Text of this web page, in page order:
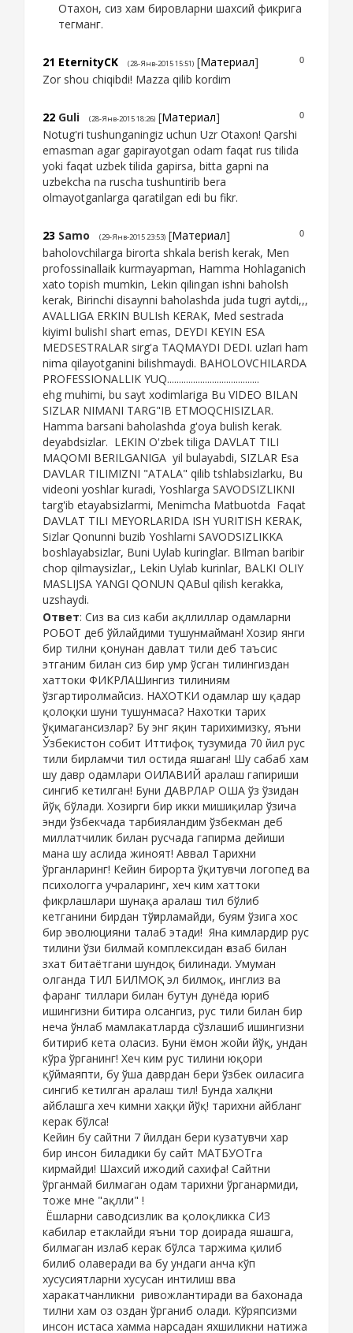
Отахон, сиз хам бировларни шахсий фикрига
тегманг.
0
21 EternityCK (28-Янв-2015 15:51) [Материал]
Zor shou chiqibdi! Mazza qilib kordim
0
22 Guli (28-Янв-2015 18:26) [Материал]
Notug'ri tushunganingiz uchun Uzr Otaxon! Qarshi
emasman agar gapirayotgan odam faqat rus tilida
yoki faqat uzbek tilida gapirsa, bitta gapni na
uzbekcha na ruscha tushuntirib bera
olmayotganlarga qaratilgan edi bu fikr.
0
23 Samo (29-Янв-2015 23:53) [Материал]
baholovchilarga birorta shkala berish kerak, Men
profossinallaik kurmayapman, Hamma Hohlaganich
xato topish mumkin, Lekin qilingan ishni baholsh
kerak, Birinchi disaynni baholashda juda tugri aytdi,,,
AVALLIGA ERKIN BULIsh KERAK, Med sestrada
kiyimI bulishI shart emas, DEYDI KEYIN ESA
MEDSESTRALAR sirg'a TAQMAYDI DEDI. uzlari ham
nima qilayotganini bilishmaydi. BAHOLOVCHILARDA
PROFESSIONALLIK YUQ.......................................
ehg muhimi, bu sayt xodimlariga Bu VIDEO BILAN
SIZLAR NIMANI TARG"IB ETMOQCHISIZLAR.
Hamma barsani baholashda g'oya bulish kerak.
deyabdsizlar. LEKIN O'zbek tiliga DAVLAT TILI
MAQOMI BERILGANIGA yil bulayabdi, SIZLAR Esa
DAVLAR TILIMIZNI "ATALA" qilib tshlabsizlarku, Bu
videoni yoshlar kuradi, Yoshlarga SAVODSIZLIKNI
targ'ib etayabsizlarmi, Menimcha Matbuotda Faqat
DAVLAT TILI MEYORLARIDA ISH YURITISH KERAK,
Sizlar Qonunni buzib Yoshlarni SAVODSIZLIKKA
boshlayabsizlar, Buni Uylab kuringlar. BIlman baribir
chop qilmaysizlar,, Lekin Uylab kurinlar, BALKI OLIY
MASLIJSA YANGI QONUN QABul qilish kerakka,
uzshaydi.
Ответ: Сиз ва сиз каби ақллиллар одамларни
РОБОТ деб ўйлайдими тушунмайман! Хозир янги
бир тилни қонунан давлат тили деб таъсис
этганим билан сиз бир умр ўсган тилингиздан
хаттоки ФИКРЛАШингиз тилиниям
ўзгартиролмайсиз. НАХОТКИ одамлар шу қадар
қолоқки шуни тушунмаса? Нахотки тарих
ўқимагансизлар? Бу энг яқин тарихимизку, яъни
Ўзбекистон собит Иттифоқ тузумида 70 йил рус
тили бирламчи тил остида яшаган! Шу сабаб хам
шу давр одамлари ОИЛАВИЙ аралаш гапириши
сингиб кетилган! Буни ДАВРЛАР ОША ўз ўзидан
йўқ бўлади. Хозирги бир икки мишиқилар ўзича
энди ўзбекчада тарбияландим ўзбекман деб
миллатчилик билан русчада гапирма дейиши
мана шу аслида жиноят! Аввал Тарихни
ўрганларинг! Кейин бирорта ўқитувчи логопед ва
психологга учраларинг, хеч ким хаттоки
фикрлашлари шунақа аралаш тил бўлиб
кетганини бирдан тўғирламайди, буям ўзига хос
бир эволюцияни талаб этади! Яна кимлардир рус
тилини ўзи билмай комплексидан ғазаб билан
зхат битаётгани шундоқ билинади. Умуман
олганда ТИЛ БИЛМОҚ эл билмоқ, инглиз ва
фаранг тиллари билан бутун дунёда юриб
ишингизни битира олсангиз, рус тили билан бир
неча ўнлаб мамлакатларда сўзлашиб ишингизни
битириб кета оласиз. Буни ёмон жойи йўқ, ундан
кўра ўрганинг! Хеч ким рус тилини юқори
қўймаяпти, бу ўша даврдан бери ўзбек оиласига
сингиб кетилган аралаш тил! Бунда халқни
айблашга хеч кимни хаққи йўқ! тарихни айбланг
керак бўлса!
Кейин бу сайтни 7 йилдан бери кузатувчи хар
бир инсон биладики бу сайт МАТБУОТга
кирмайди! Шахсий ижодий сахифа! Сайтни
ўрганмай билмаган одам тарихни ўрганармиди,
тоже мне "ақлли" !
Ёшларни саводсизлик ва қолоқликка СИЗ
кабилар етаклайди яъни тор доирада яшашга,
билмаган излаб керак бўлса таржима қилиб
билиб олаверади ва бу ундаги анча кўп
хусусиятларни хусусан интилиш вва
харакатчанликни ривожлантиради ва бахонада
тилни хам оз оздан ўрганиб олади. Кўряпсизми
инсон истаса хамма нарсадан яхшиликни натижа